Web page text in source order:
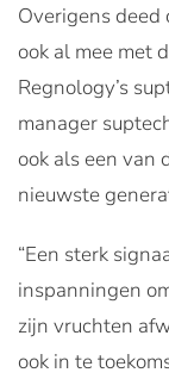
Overigens deed
ook al mee met
Regnology’s
manager
ook als een van
nieuwste
“Een sterk
inspanningen
zijn vruchten
ook in te